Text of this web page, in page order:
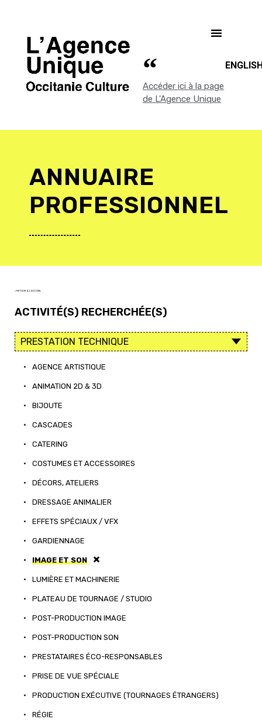
Accéder ici à la page
de L'Agence Unique
ANNUAIRE
PROFESSIONNEL
< RETOUR À L'ACCUEIL
ACTIVITÉ(S) RECHERCHÉE(S)
• AGENCE ARTISTIQUE
• ANIMATION 2D & 3D
• BIJOUTE
• CASCADES
• CATERING
• COSTUMES ET ACCESSOIRES
• DÉCORS, ATELIERS
• DRESSAGE ANIMALIER
• EFFETS SPÉCIAUX / VFX
• GARDIENNAGE
• IMAGE ET SON
• LUMIÈRE ET MACHINERIE
• PLATEAU DE TOURNAGE / STUDIO
• POST-PRODUCTION IMAGE
• POST-PRODUCTION SON
• PRESTATAIRES ÉCO-RESPONSABLES
• PRISE DE VUE SPÉCIALE
• PRODUCTION EXÉCUTIVE (TOURNAGES ÉTRANGERS)
• RÉGIE